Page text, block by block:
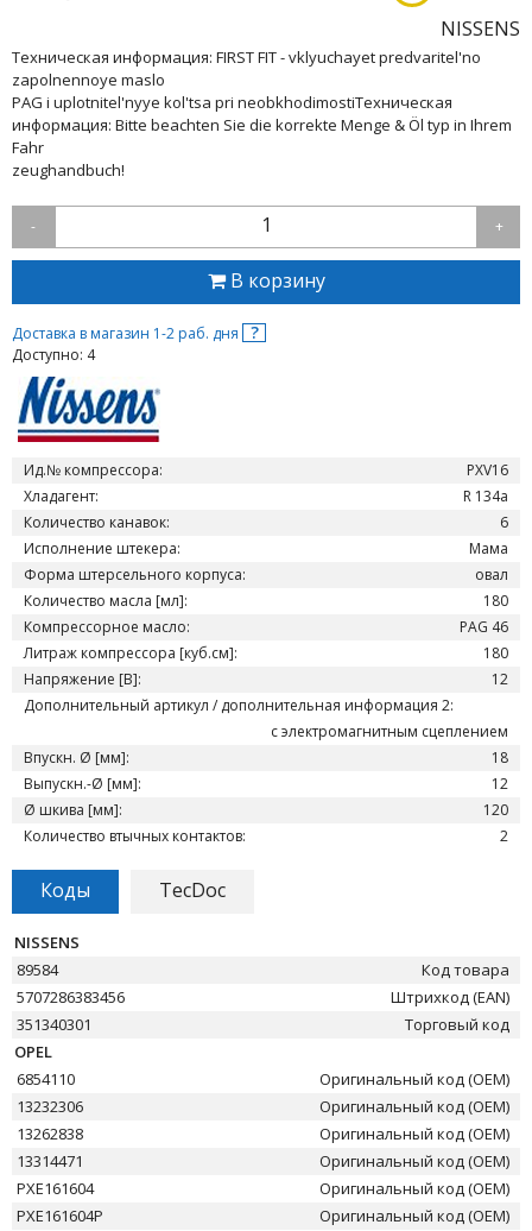
NISSENS
Техническая информация: FIRST FIT - vklyuchayet predvaritel'no
zapolnennoye maslo
PAG i uplotnitel'nyye kol'tsa pri neobkhodimostiТехническая
информация: Bitte beachten Sie die korrekte Menge & Öl typ in Ihrem
Fahr
zeughandbuch!
- 1 +
В корзину
Доставка в магазин 1-2 раб. дня ?
Доступно: 4
Ид.№ компрессора:
PXV16
Хладагент:
R 134a
Количество канавок:
6
Исполнение штекера:
Мама
Форма штерсельного корпуса:
овал
Количество масла [мл]:
180
Компрессорное масло:
PAG 46
Литраж компрессора [куб.см]:
180
Напряжение [В]:
12
Дополнительный артикул / дополнительная информация 2:
с электромагнитным сцеплением
Впускн. Ø [мм]:
18
Выпускн.-Ø [мм]:
12
Ø шкива [мм]:
120
Количество втычных контактов:
2
Коды TecDoc
NISSENS
89584
Код товара
5707286383456
Штрихкод (EAN)
351340301
Торговый код
OPEL
6854110
Оригинальный код (OEM)
13232306
Оригинальный код (OEM)
13262838
Оригинальный код (OEM)
13314471
Оригинальный код (OEM)
PXE161604
Оригинальный код (OEM)
PXE161604P
Оригинальный код (OEM)